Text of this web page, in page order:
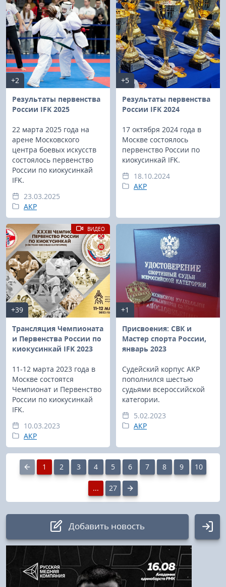
+2
Результаты первенства
России IFK 2025
22 марта 2025 года на
арене Московского
центра боевых искусств
состоялось первенство
России по киокусинкай
IFK.
23.03.2025
АКР
+5
Результаты первенства
России IFK 2024
17 октября 2024 года в
Москве состоялось
первенство России по
киокусинкай IFK.
18.10.2024
АКР
+39
Трансляция Чемпионата
и Первенства России по
киокусинкай IFK 2023
11-12 марта 2023 года в
Москве состоятся
Чемпионат и Первенство
России по киокусинкай
IFK.
10.03.2023
АКР
ВИДЕО
+1
Присвоения: СВК и
Мастер спорта России,
январь 2023
Судейский корпус АКР
пополнился шестью
судьями всероссийской
категории.
5.02.2023
АКР
1 2 3 4 5 6 7 8 9 10
... 27
Добавить новость
Авторизация
Логин: